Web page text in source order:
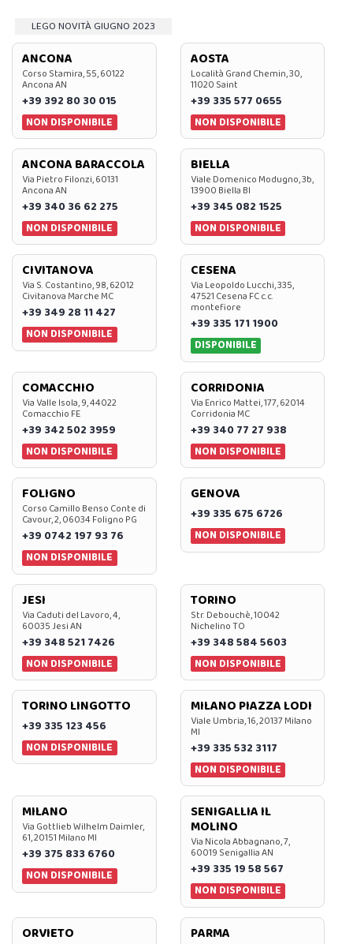
LEGO NOVITÀ GIUGNO 2023
ANCONA
Corso Stamira, 55, 60122
Ancona AN
+39 392 80 30 015
NON DISPONIBILE
AOSTA
Località Grand Chemin, 30,
11020 Saint
+39 335 577 0655
NON DISPONIBILE
ANCONA BARACCOLA
Via Pietro Filonzi, 60131
Ancona AN
+39 340 36 62 275
NON DISPONIBILE
BIELLA
Viale Domenico Modugno, 3b,
13900 Biella BI
+39 345 082 1525
NON DISPONIBILE
CIVITANOVA
Via S. Costantino, 98, 62012
Civitanova Marche MC
+39 349 28 11 427
NON DISPONIBILE
CESENA
Via Leopoldo Lucchi, 335,
47521 Cesena FC c.c.
montefiore
+39 335 171 1900
DISPONIBILE
COMACCHIO
Via Valle Isola, 9, 44022
Comacchio FE
+39 342 502 3959
NON DISPONIBILE
CORRIDONIA
Via Enrico Mattei, 177, 62014
Corridonia MC
+39 340 77 27 938
NON DISPONIBILE
FOLIGNO
Corso Camillo Benso Conte di
Cavour, 2, 06034 Foligno PG
+39 0742 197 93 76
NON DISPONIBILE
GENOVA
+39 335 675 6726
NON DISPONIBILE
JESI
Via Caduti del Lavoro, 4,
60035 Jesi AN
+39 348 521 7426
NON DISPONIBILE
TORINO
Str. Debouchè, 10042
Nichelino TO
+39 348 584 5603
NON DISPONIBILE
TORINO LINGOTTO
+39 335 123 456
NON DISPONIBILE
MILANO PIAZZA LODI
Viale Umbria, 16, 20137 Milano
MI
+39 335 532 3117
NON DISPONIBILE
MILANO
Via Gottlieb Wilhelm Daimler,
61, 20151 Milano MI
+39 375 833 6760
NON DISPONIBILE
SENIGALLIA IL
MOLINO
Via Nicola Abbagnano, 7,
60019 Senigallia AN
+39 335 19 58 567
NON DISPONIBILE
ORVIETO PARMA